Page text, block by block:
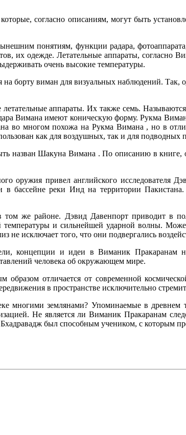
согласно описаниям, могут быть
понятиям, функции радара,
их одежде. Летательные аппараты, согласно
очень высокие температуры.
на борту виман для визуальных наблюдений.
аппараты. Их также семь.
Вимана имеют коническую форму. Рукма
во многом похожа на Рукма Вимана , но в
как для воздушных, так и для подводных
назван Шакуна Вимана . По описанию в
оружия привел английского исследователя
в бассейне реки Инд на территории
же районе. Дэвид Давенпорт приводит в
и сильнейшей ударной волны.
не исключает того, что они подвергались
концепции и идеи в Виманик Пракаранам
человека об окружающем мире.
отличается от современной
в пространстве исключительно
многими землянами? Упоминаемые в древнем
Не является ли Виманик Пракаранам
был способным учеником, с которым